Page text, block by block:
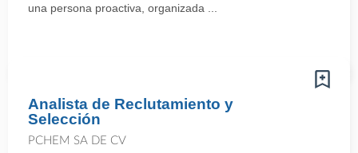
una persona proactiva, organizada ...
Analista de Reclutamiento y
Selección
PCHEM SA DE CV